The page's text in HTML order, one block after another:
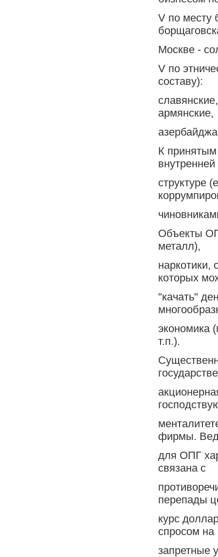
V по месту
Москве -
V по
составу):
армянские,
К принятым
внутренней
структуре
Объекты
металл),
наркотики,
которых
"качать"
экономика
т.п.).
фирмы.
для ОПГ
связана с
перепады
курс
спросом на
запретные